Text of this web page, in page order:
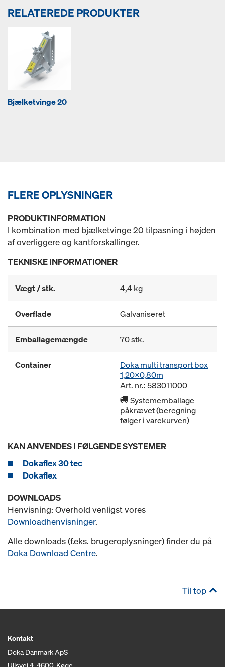
RELATEREDE PRODUKTER
Bjælketvinge 20
FLERE OPLYSNINGER
PRODUKTINFORMATION
I kombination med bjælketvinge 20 tilpasning i højden
af overliggere og kantforskallinger.
TEKNISKE INFORMATIONER
Vægt / stk. 4,4 kg
Overflade Galvaniseret
Emballagemængde 70 stk.
Container
Doka multi transport box
1,20x0,80m
Art. nr.: 583011000
Systememballage
påkrævet (beregning
følger i varekurven)
KAN ANVENDES I FØLGENDE SYSTEMER
Dokaflex 30 tec
Dokaflex
DOWNLOADS
Henvisning: Overhold venligst vores
Downloadhenvisninger.
Alle downloads (f.eks. brugeroplysninger) finder du på
Doka Download Centre.
Til top
Kontakt
Doka Danmark ApS